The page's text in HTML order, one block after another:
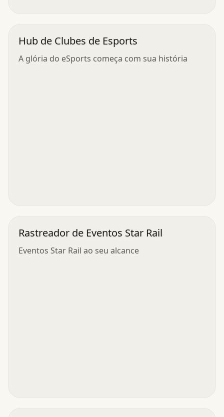
Hub de Clubes de Esports
A glória do eSports começa com sua história
Rastreador de Eventos Star Rail
Eventos Star Rail ao seu alcance